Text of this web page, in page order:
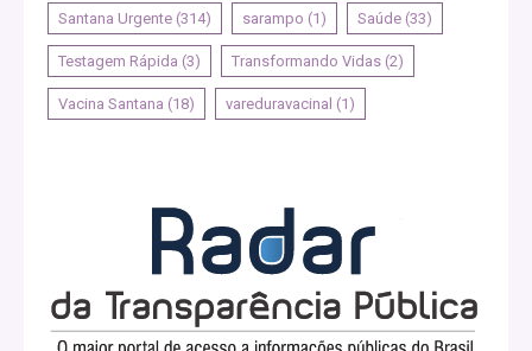
Santana Urgente (314) sarampo (1) Saúde (33)
Testagem Rápida (3) Transformando Vidas (2)
Vacina Santana (18) vareduravacinal (1)